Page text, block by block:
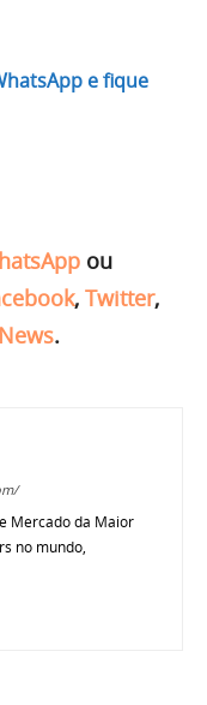
e fique
ou
, Twitter,
.
Mercado da Maior
no mundo,